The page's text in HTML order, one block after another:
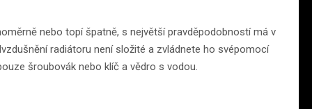
nebo topí špatně, s největší pravděpodobností má v
radiátoru není složité a zvládnete ho svépomocí
šroubovák nebo klíč a vědro s vodou.